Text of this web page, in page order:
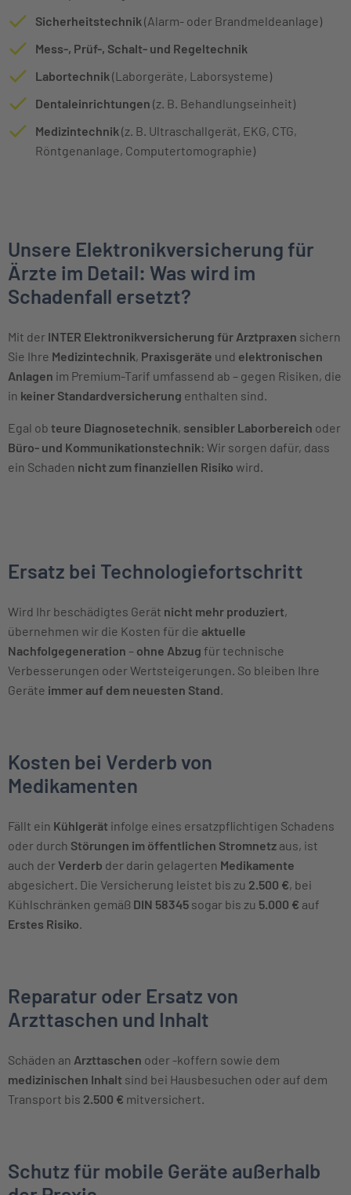
Sicherheitstechnik (Alarm- oder Brandmeldeanlage)
Mess-, Prüf-, Schalt- und Regeltechnik
Labortechnik (Laborgeräte, Laborsysteme)
Dentaleinrichtungen (z. B. Behandlungseinheit)
Medizintechnik (z. B. Ultraschallgerät, EKG, CTG,
Röntgenanlage, Computertomographie)
Unsere Elektronikversicherung für
Ärzte im Detail: Was wird im
Schadenfall ersetzt?
Mit der INTER Elektronikversicherung für Arztpraxen sichern
Sie Ihre Medizintechnik, Praxisgeräte und elektronischen
Anlagen im Premium-Tarif umfassend ab – gegen Risiken, die
in keiner Standardversicherung enthalten sind.
Egal ob teure Diagnosetechnik, sensibler Laborbereich oder
Büro- und Kommunikationstechnik: Wir sorgen dafür, dass
ein Schaden nicht zum finanziellen Risiko wird.
Ersatz bei Technologiefortschritt
Wird Ihr beschädigtes Gerät nicht mehr produziert,
übernehmen wir die Kosten für die aktuelle
Nachfolgegeneration – ohne Abzug für technische
Verbesserungen oder Wertsteigerungen. So bleiben Ihre
Geräte immer auf dem neuesten Stand.
Kosten bei Verderb von
Medikamenten
Fällt ein Kühlgerät infolge eines ersatzpflichtigen Schadens
oder durch Störungen im öffentlichen Stromnetz aus, ist
auch derVerderb der darin gelagerten Medikamente
abgesichert. Die Versicherung leistet bis zu 2.500 €, bei
Kühlschränken gemäß DIN 58345 sogar bis zu 5.000 € auf
Erstes Risiko.
Reparatur oder Ersatz von
Arzttaschen und Inhalt
Schäden an Arzttaschen oder -koffern sowie dem
medizinischen Inhalt sind bei Hausbesuchen oder auf dem
Transport bis 2.500 € mitversichert.
Schutz für mobile Geräte außerhalb